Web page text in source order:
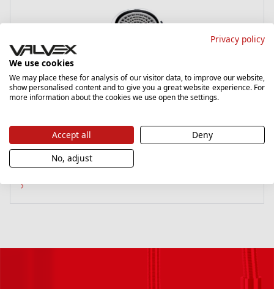
Standard
Chrome
Perlator
›
Privacy policy
We use cookies
We may place these for analysis of our visitor data, to improve our website,
show personalised content and to give you a great website experience. For
more information about the cookies we use open the settings.
Accept all
Deny
No, adjust